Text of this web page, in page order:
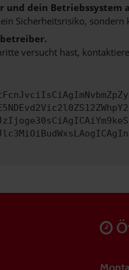
und dein Betriebssystem
Sicherheitsrisiko,
versucht hast,